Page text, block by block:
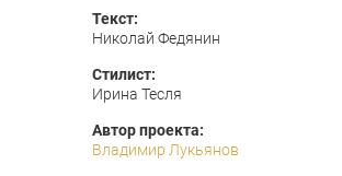
Текст:
Николай Федянин
Стилист:
Ирина Тесля
Автор проекта:
Владимир Лукьянов